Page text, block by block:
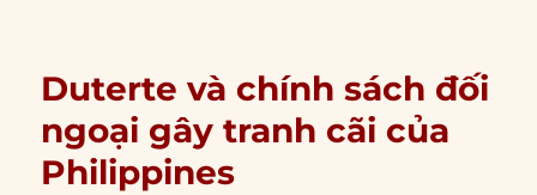
Duterte và chính sách đối
ngoại gây tranh cãi của
Philippines